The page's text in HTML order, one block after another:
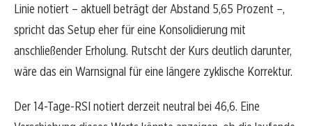
Linie notiert – aktuell beträgt der Abstand 5,65 Prozent –,
spricht das Setup eher für eine Konsolidierung mit
anschließender Erholung. Rutscht der Kurs deutlich darunter,
wäre das ein Warnsignal für eine längere zyklische Korrektur.
Der 14-Tage-RSI notiert derzeit neutral bei 46,6. Eine